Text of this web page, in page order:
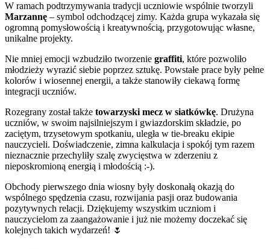
W ramach podtrzymywania tradycji uczniowie wspólnie tworzyli
Marzannę – symbol odchodzącej zimy. Każda grupa wykazała się
ogromną pomysłowością i kreatywnością, przygotowując własne,
unikalne projekty.
Nie mniej emocji wzbudziło tworzenie graffiti, które pozwoliło
młodzieży wyrazić siebie poprzez sztukę. Powstałe prace były pełne
kolorów i wiosennej energii, a także stanowiły ciekawą formę
integracji uczniów.
Rozegrany został także towarzyski mecz w siatkówkę. Drużyna
uczniów, w swoim najsilniejszym i gwiazdorskim składzie, po
zaciętym, trzysetowym spotkaniu, uległa w tie-breaku ekipie
nauczycieli. Doświadczenie, zimna kalkulacja i spokój tym razem
nieznacznie przechyliły szalę zwycięstwa w zderzeniu z
nieposkromioną energią i młodością :-).
Obchody pierwszego dnia wiosny były doskonałą okazją do
wspólnego spędzenia czasu, rozwijania pasji oraz budowania
pozytywnych relacji. Dziękujemy wszystkim uczniom i
nauczycielom za zaangażowanie i już nie możemy doczekać się
kolejnych takich wydarzeń! 🌷